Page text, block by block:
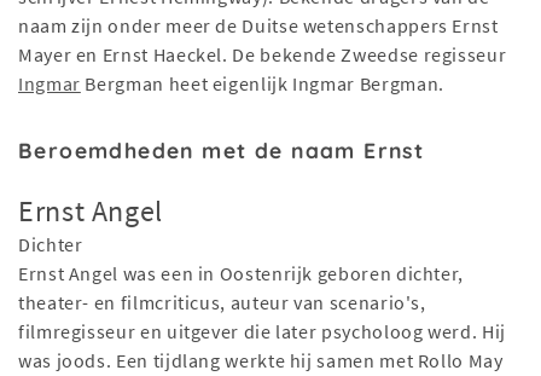
naam zijn onder meer de Duitse wetenschappers Ernst
Mayer en Ernst Haeckel. De bekende Zweedse regisseur
Ingmar Bergman heet eigenlijk Ingmar Bergman.
Beroemdheden met de naam Ernst
Ernst Angel
Dichter
Ernst Angel was een in Oostenrijk geboren dichter,
theater- en filmcriticus, auteur van scenario's,
filmregisseur en uitgever die later psycholoog werd. Hij
was joods. Een tijdlang werkte hij samen met Rollo May